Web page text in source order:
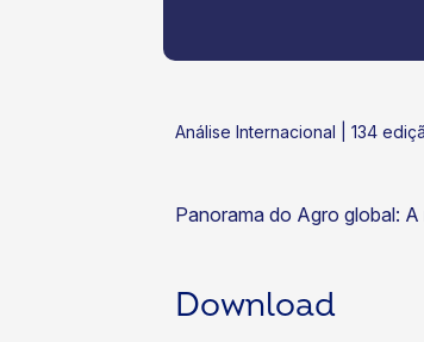
Análise Internacional | 134
Panorama do Agro global:
Download